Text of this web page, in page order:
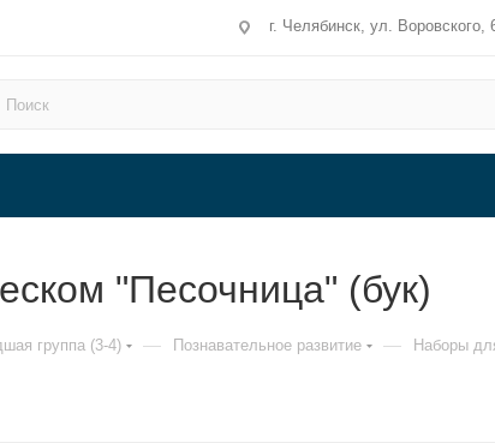
г. Челябинск, ул. Воровского,
"Песочница" (бук)
группа (3-4) — Познавательное развитие — Наборы